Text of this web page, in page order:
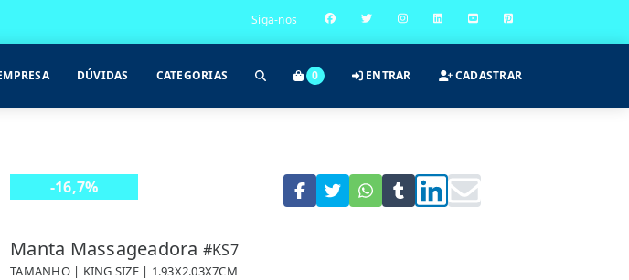
Siga-nos
DÚVIDAS CATEGORIAS 0 ENTRAR CADASTRAR
-16,7%
Manta Massageadora #KS7
TAMANHO | KING SIZE | 1.93X2.03X7CM